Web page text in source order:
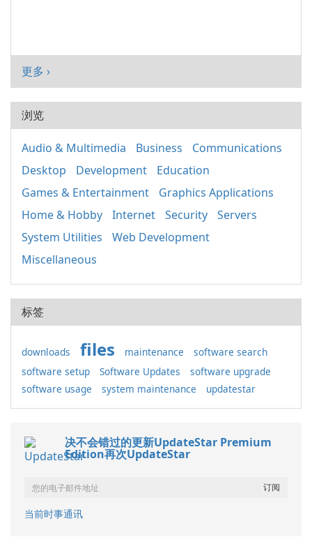
更多 ›
浏览
Audio & Multimedia Business
Communications
Desktop
Development
Education
Games & Entertainment
Graphics Applications
Home & Hobby
Internet Security
Servers
System Utilities
Web Development
Miscellaneous
标签
downloads files maintenance
software search
software setup
Software Updates
software upgrade
software usage
system maintenance updatestar
决不会错过的更新UpdateStar Premium
Edition再次UpdateStar
当前时事通讯